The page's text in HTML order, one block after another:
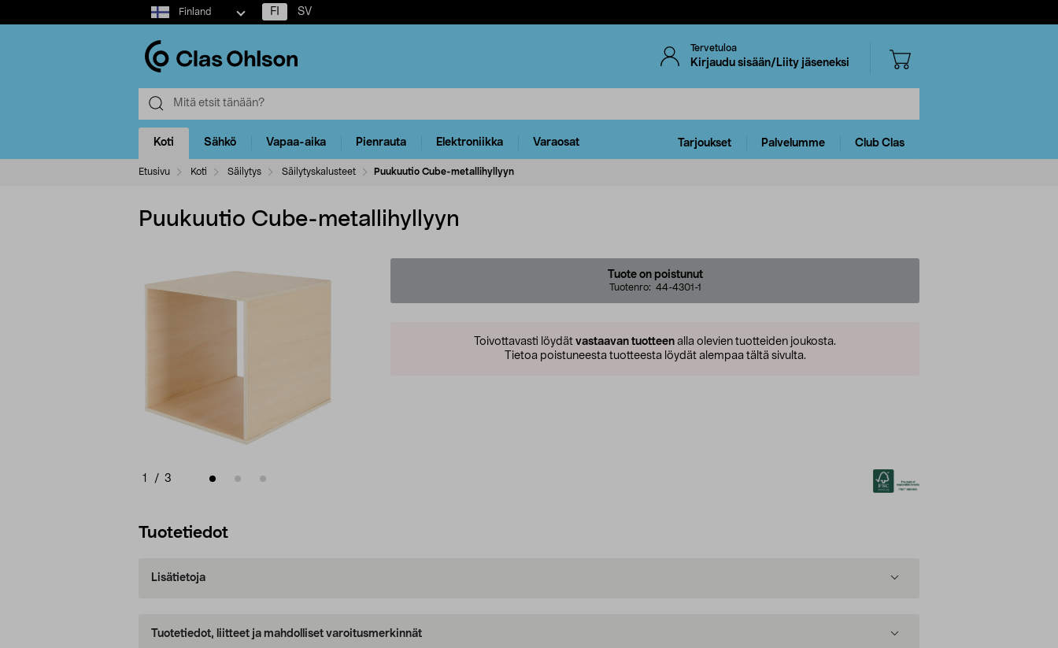
Select
market
Finland FI SV
Tervetuloa
Kirjaudu sisään/Liity jäseneksi
Koti Sähkö Vapaa-aika Pienrauta Elektroniikka Varaosat Tarjoukset Palvelumme Club Clas
Etusivu Koti Säilytys Säilytyskalusteet Puukuutio Cube-metallihyllyyn
Puukuutio Cube-metallihyllyyn
1 / 3
Tuote on poistunut
Tuotenro: 44-4301-1
Toivottavasti löydät vastaavan tuotteen alla olevien tuotteiden joukosta.
Tietoa poistuneesta tuotteesta löydät alempaa tältä sivulta.
Tuotetiedot
Lisätietoja
Tuotetiedot, liitteet ja mahdolliset varoitusmerkinnät